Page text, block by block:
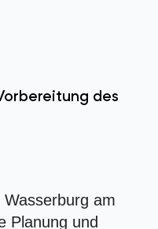
des
am
Planung und